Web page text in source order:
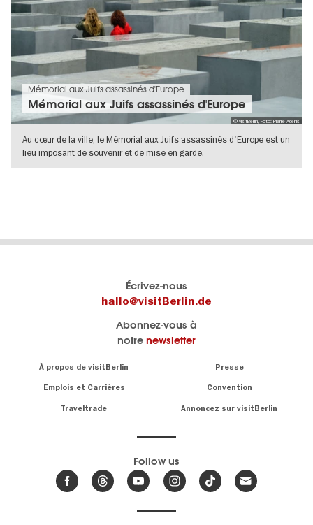
© visitBerlin, Foto: Pierre Adenis
Mémorial aux Juifs assassinés d'Europe
Mémorial aux Juifs assassinés d'Europe
Au cœur de la ville, le Mémorial aux Juifs assassinés d'Europe est un
lieu imposant de souvenir et de mise en garde.
Écrivez-nous
hallo@visitBerlin.de
Abonnez-vous à
notre newsletter
Navigation:
À propos de visitBerlin Presse
Emplois et Carrières Convention
Traveltrade Annoncez sur visitBerlin
Berlin et sommes
là pour vous.
meilleures
offres de
Actualités,
événements
Follow us